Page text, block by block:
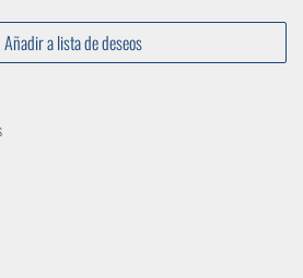
Añadir a lista de deseos